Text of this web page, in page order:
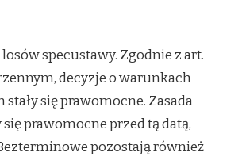
specustawy. Zgodnie z art.
decyzje o warunkach
się prawomocne. Zasada
prawomocne przed tą datą,
pozostają również